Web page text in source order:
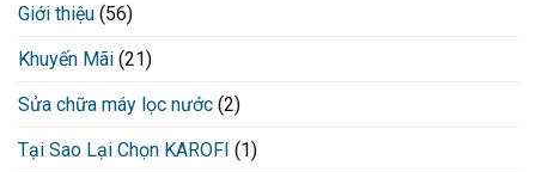
Giới thiệu (56)
Khuyến Mãi (21)
Sửa chữa máy lọc nước (2)
Tại Sao Lại Chọn KAROFI (1)